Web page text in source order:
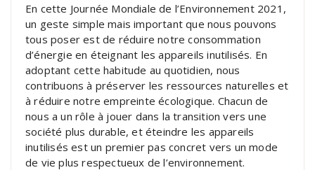
En cette Journée Mondiale de l’Environnement 2021,
un geste simple mais important que nous pouvons
tous poser est de réduire notre consommation
d’énergie en éteignant les appareils inutilisés. En
adoptant cette habitude au quotidien, nous
contribuons à préserver les ressources naturelles et
à réduire notre empreinte écologique. Chacun de
nous a un rôle à jouer dans la transition vers une
société plus durable, et éteindre les appareils
inutilisés est un premier pas concret vers un mode
de vie plus respectueux de l’environnement.